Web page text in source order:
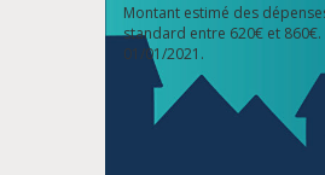
Montant estimé des
standard entre 620€ et
01/01/2021.